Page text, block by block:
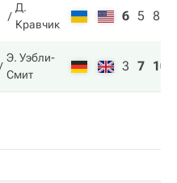
Д.
Кравчик
6 5 8
Э. Уэбли-
Смит
3 7 10